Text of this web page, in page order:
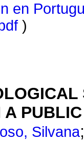
en
)
Silvana